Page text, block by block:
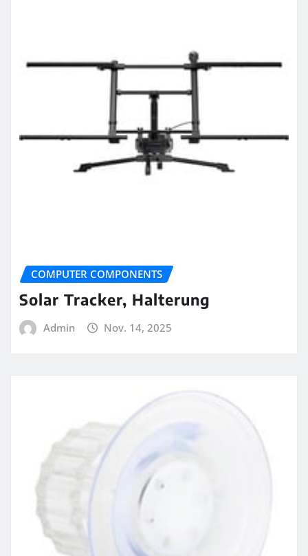
COMPUTER COMPONENTS
Solar Tracker, Halterung
Admin Nov. 14, 2025